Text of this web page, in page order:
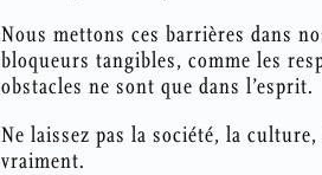
Nous mettons ces barrières dans
bloqueurs tangibles, comme les
obstacles ne sont que dans l’esprit.
Ne laissez pas la société, la
vraiment.